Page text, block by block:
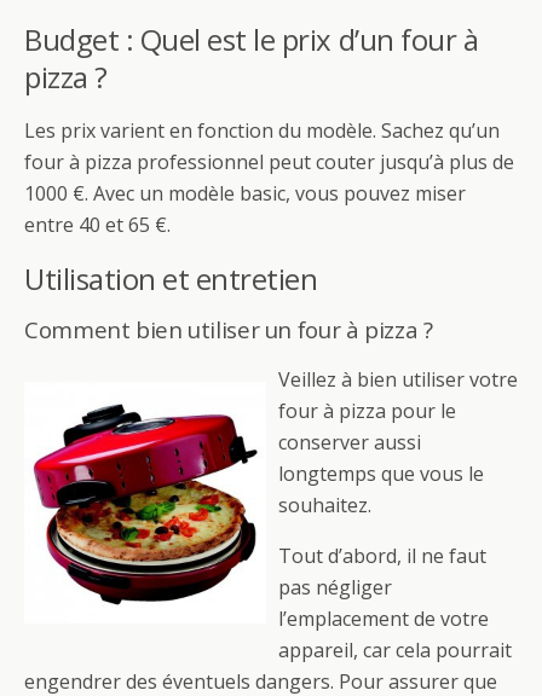
Budget : Quel est le prix d’un four à
pizza ?
Les prix varient en fonction du modèle. Sachez qu’un
four à pizza professionnel peut couter jusqu’à plus de
1000 €. Avec un modèle basic, vous pouvez miser
entre 40 et 65 €.
Utilisation et entretien
Comment bien utiliser un four à pizza ?
Veillez à bien utiliser votre
four à pizza pour le
conserver aussi
longtemps que vous le
souhaitez.
Tout d’abord, il ne faut
pas négliger
l’emplacement de votre
appareil, car cela pourrait
engendrer des éventuels dangers. Pour assurer que